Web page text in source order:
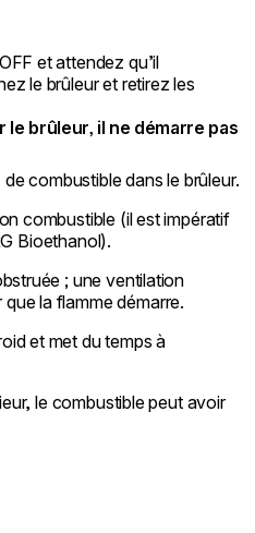
et attendez qu’il
le brûleur et retirez les
le brûleur, il ne démarre pas
combustible dans le brûleur.
combustible (il est impératif
Bioethanol).
; une ventilation
la flamme démarre.
et met du temps à
le combustible peut avoir